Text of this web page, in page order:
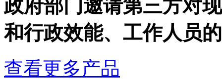
政府部门邀请第三方对
和行政效能、工作人员
查看更多产品